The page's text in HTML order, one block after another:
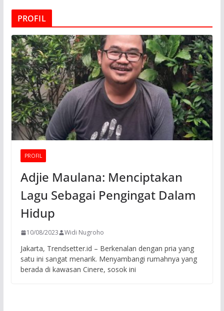
PROFIL
PROFIL
Adjie Maulana: Menciptakan
Lagu Sebagai Pengingat Dalam
Hidup
10/08/2023 Widi Nugroho
Jakarta, Trendsetter.id – Berkenalan dengan pria yang
satu ini sangat menarik. Menyambangi rumahnya yang
berada di kawasan Cinere, sosok ini